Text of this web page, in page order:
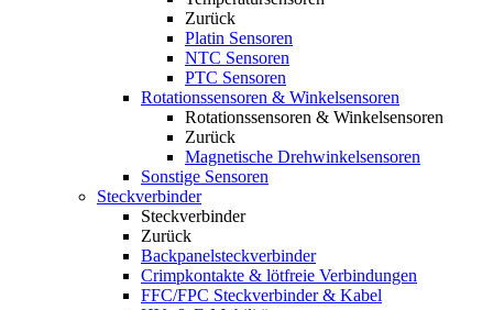
Zurück
Platin Sensoren
NTC Sensoren
PTC Sensoren
Rotationssensoren & Winkelsensoren
Rotationssensoren & Winkelsensoren
Zurück
Magnetische Drehwinkelsensoren
Sonstige Sensoren
Steckverbinder
Steckverbinder
Zurück
Backpanelsteckverbinder
Crimpkontakte & lötfreie Verbindungen
FFC/FPC Steckverbinder & Kabel